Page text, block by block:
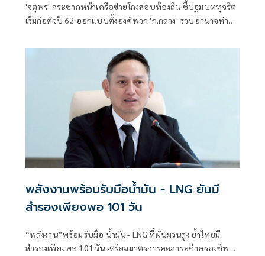
'จตุพร' กระชากหน้าเครือข่ายโกงสอบท้องถิ่น ชี้ปฐมบททุจริต
เริ่มก่อตัวปี 62 ออกแบบตั้งองค์พวก 'ก.กลาง' รวบอำนาจทำ
62 จับกุมลงโทษให้เข็ดหลาบ
พลังงานพร้อมรับมือน้ำมัน - LNG ยันมี
สำรองเพียงพอ 101 วัน
“พลังงาน”พร้อมรับมือ น้ำมัน - LNG ที่ผันผวนสูง ย้ำไทยมี
สำรองเพียงพอ 101 วัน เตรียมมาตรการลดภาระค่าครองชีพ